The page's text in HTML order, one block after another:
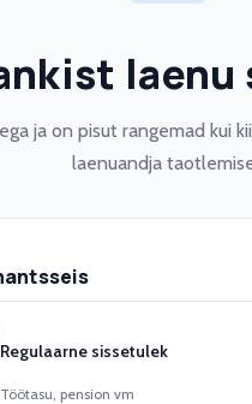
ja on pisut rangemad
laenuandja
Regulaarne sissetulek
Töötasu, pension vm